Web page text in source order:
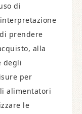
di
prendere
alla
degli
per
alimentatori
le